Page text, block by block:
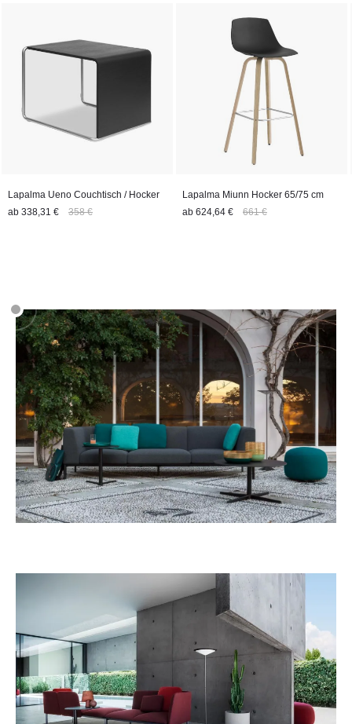
Lapalma Ueno Couchtisch / Hocker
ab 338,31 € 358 €
Lapalma Miunn Hocker 65/75 cm
ab 624,64 € 661 €